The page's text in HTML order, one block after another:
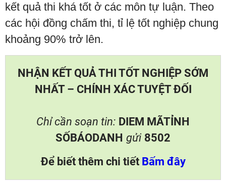
kết quả thi khá tốt ở các môn tự luận. Theo
các hội đồng chấm thi, tỉ lệ tốt nghiệp chung
khoảng 90% trở lên.
NHẬN KẾT QUẢ THI TỐT NGHIỆP SỚM
NHẤT – CHÍNH XÁC TUYỆT ĐỐI
Chỉ cần soạn tin: DIEM MÃTỈNH
SỐBÁODANH gửi 8502
Để biết thêm chi tiết Bấm đây